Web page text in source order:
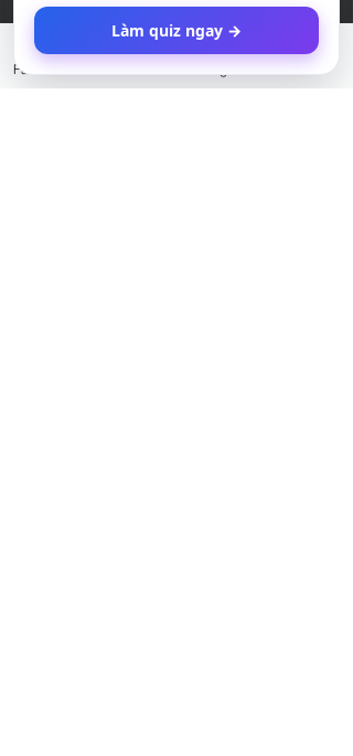
Phi Van Nguyen
Facebook
Làm quiz ngay →